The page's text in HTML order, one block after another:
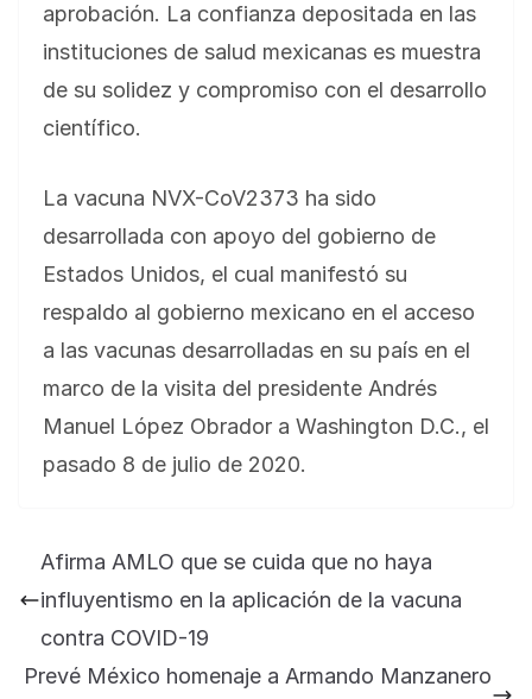
aprobación. La confianza depositada en las
instituciones de salud mexicanas es muestra
de su solidez y compromiso con el desarrollo
científico.
La vacuna NVX-CoV2373 ha sido
desarrollada con apoyo del gobierno de
Estados Unidos, el cual manifestó su
respaldo al gobierno mexicano en el acceso
a las vacunas desarrolladas en su país en el
marco de la visita del presidente Andrés
Manuel López Obrador a Washington D.C., el
pasado 8 de julio de 2020.
Afirma AMLO que se cuida que no haya
influyentismo en la aplicación de la vacuna
contra COVID-19
Prevé México homenaje a Armando Manzanero